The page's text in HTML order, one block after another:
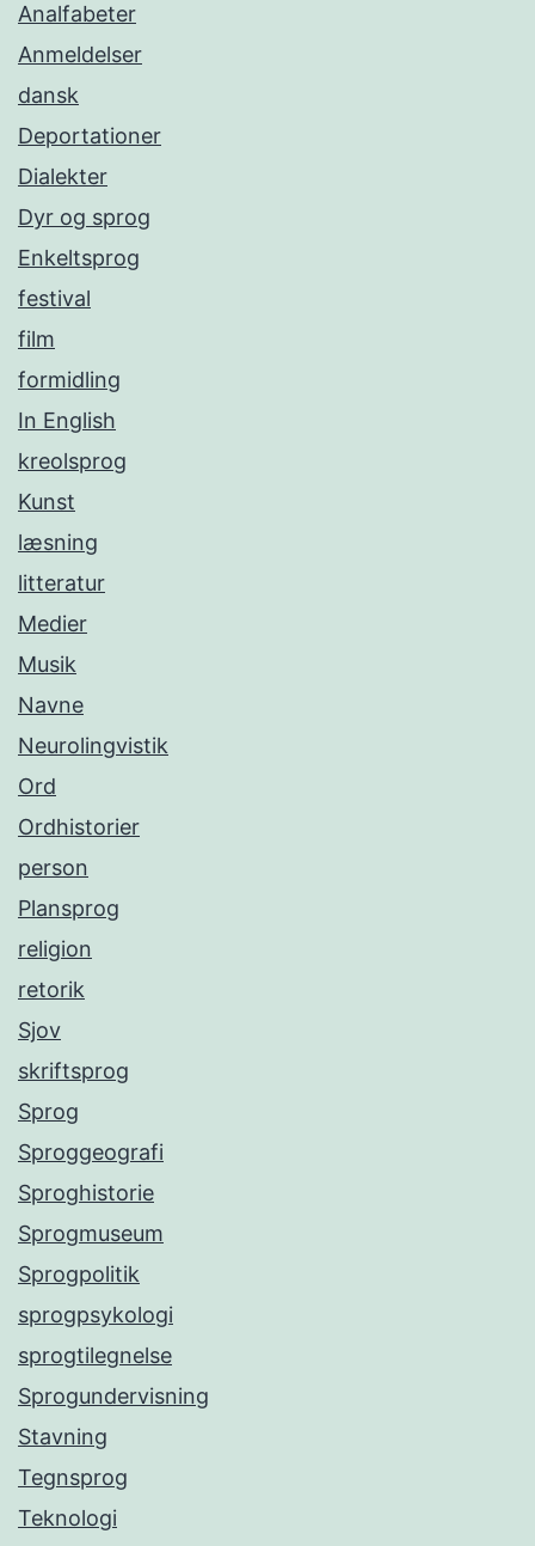
Analfabeter
Anmeldelser
dansk
Deportationer
Dialekter
Dyr og sprog
Enkeltsprog
festival
film
formidling
In English
kreolsprog
Kunst
læsning
litteratur
Medier
Musik
Navne
Neurolingvistik
Ord
Ordhistorier
person
Plansprog
religion
retorik
Sjov
skriftsprog
Sprog
Sproggeografi
Sproghistorie
Sprogmuseum
Sprogpolitik
sprogpsykologi
sprogtilegnelse
Sprogundervisning
Stavning
Tegnsprog
Teknologi